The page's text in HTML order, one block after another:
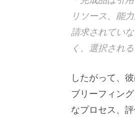
リソース、能
請求されてい
く、選択され
したがって、
ブリーフィン
なプロセス、